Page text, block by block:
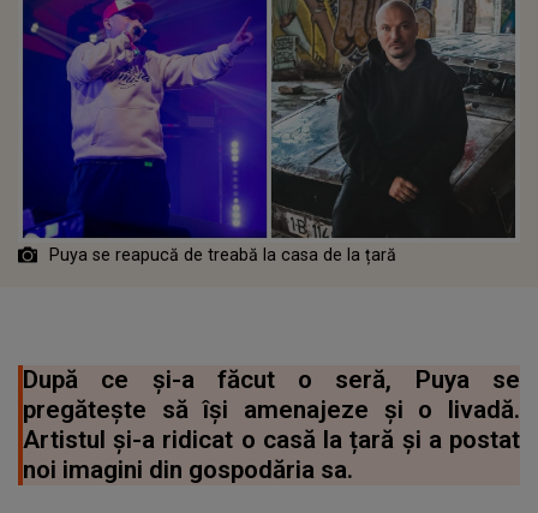
Puya se reapucă de treabă la casa de la țară
După ce și-a făcut o seră, Puya se
pregătește să își amenajeze și o livadă.
Artistul și-a ridicat o casă la țară și a postat
noi imagini din gospodăria sa.